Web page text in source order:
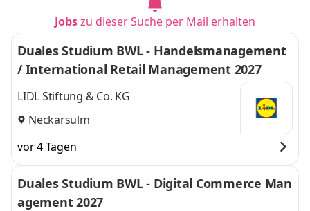
Jobszu dieser Suche per Mail erhalten
Duales Studium BWL - Handelsmanagement
/ International Retail Management 2027
LIDL Stiftung & Co. KG
Neckarsulm
vor 4 Tagen
Duales Studium BWL - Digital Commerce Man
agement 2027